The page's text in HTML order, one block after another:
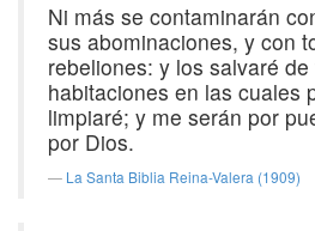
Ni más se contaminarán
sus abominaciones, y con
rebeliones: y los salvaré
habitaciones en las cuales
limpiaré; y me serán por
por Dios.
La Santa Biblia Reina-Valera (1909)